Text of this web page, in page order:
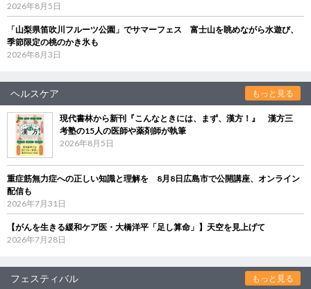
2026年8月5日
「山梨県笛吹川フルーツ公園」でサマーフェス 富士山を眺めながら水遊び、
季節限定の桃のかき氷も
2026年8月3日
ヘルスケア もっと見る
現代書林から新刊『こんなときには、まず、漢方！』 漢方三
考塾の15人の医師や薬剤師が執筆
2026年8月5日
重症筋無力症への正しい知識と理解を 8月8日広島市で公開講座、オンライン
配信も
2026年7月31日
【がんを生きる緩和ケア医・大橋洋平「足し算命」】天空を見上げて
2026年7月28日
フェスティバル もっと見る